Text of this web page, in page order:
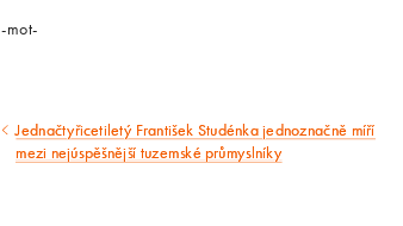
-mot-
Předcházející
Jednačtyřicetiletý František Studénka jednoznačně míří
mezi nejúspěšnější tuzemské průmyslníky